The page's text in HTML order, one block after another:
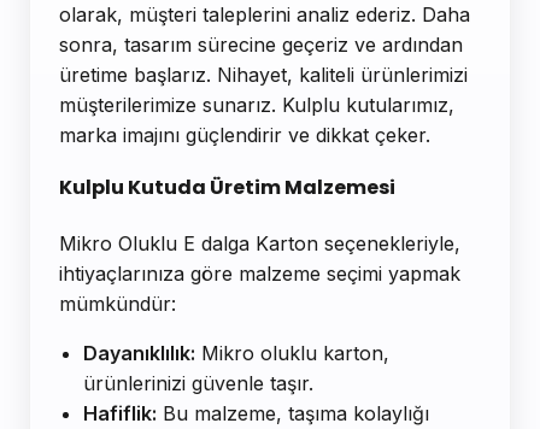
olarak, müşteri taleplerini analiz ederiz. Daha
sonra, tasarım sürecine geçeriz ve ardından
üretime başlarız. Nihayet, kaliteli ürünlerimizi
müşterilerimize sunarız. Kulplu kutularımız,
marka imajını güçlendirir ve dikkat çeker.
Kulplu Kutuda Üretim Malzemesi
Mikro Oluklu E dalga Karton seçenekleriyle,
ihtiyaçlarınıza göre malzeme seçimi yapmak
mümkündür:
Dayanıklılık: Mikro oluklu karton,
ürünlerinizi güvenle taşır.
Hafiflik: Bu malzeme, taşıma kolaylığı